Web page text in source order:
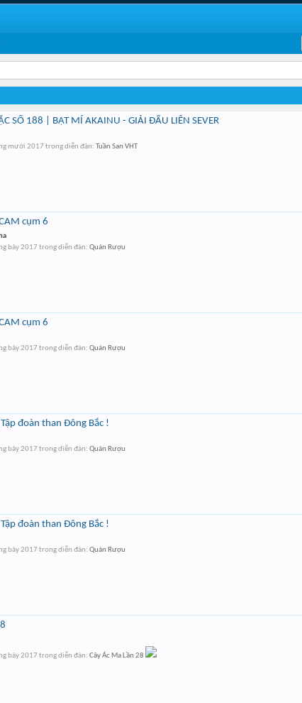
SỐ 188 | BẬT MÍ AKAINU - GIẢI ĐẤU LIÊN SEVER
mười 2017 trong diễn đàn: Tuần San VHT
cụm 6
bảy 2017 trong diễn đàn: Quán Rượu
cụm 6
bảy 2017 trong diễn đàn: Quán Rượu
đoàn than Đông Bắc !
bảy 2017 trong diễn đàn: Quán Rượu
đoàn than Đông Bắc !
bảy 2017 trong diễn đàn: Quán Rượu
bảy 2017 trong diễn đàn: Cây Ác Ma Lần 28